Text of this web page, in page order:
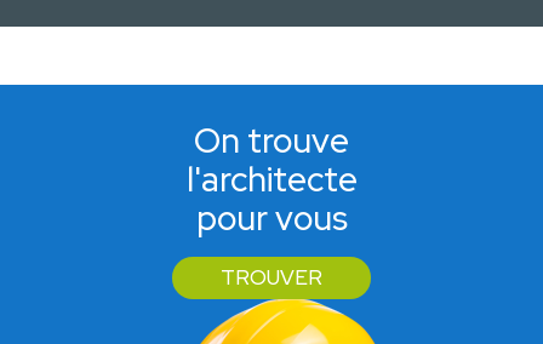
On trouve
l'architecte
pour vous
TROUVER